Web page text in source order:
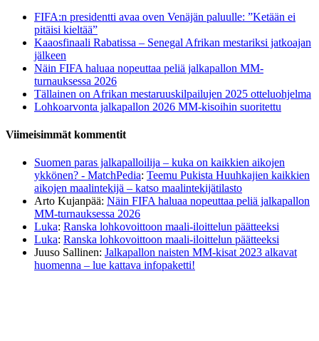
FIFA:n presidentti avaa oven Venäjän paluulle: ”Ketään ei
pitäisi kieltää”
Kaaosfinaali Rabatissa – Senegal Afrikan mestariksi jatkoajan
jälkeen
Näin FIFA haluaa nopeuttaa peliä jalkapallon MM-
turnauksessa 2026
Tällainen on Afrikan mestaruuskilpailujen 2025 otteluohjelma
Lohkoarvonta jalkapallon 2026 MM-kisoihin suoritettu
Viimeisimmät kommentit
Suomen paras jalkapalloilija – kuka on kaikkien aikojen
ykkönen? - MatchPedia: Teemu Pukista Huuhkajien kaikkien
aikojen maalintekijä – katso maalintekijätilasto
Arto Kujanpää: Näin FIFA haluaa nopeuttaa peliä jalkapallon
MM-turnauksessa 2026
Luka: Ranska lohkovoittoon maali-iloittelun päätteeksi
Luka: Ranska lohkovoittoon maali-iloittelun päätteeksi
Juuso Sallinen: Jalkapallon naisten MM-kisat 2023 alkavat
huomenna – lue kattava infopaketti!